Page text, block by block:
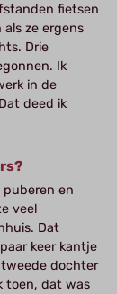
fietsen
ze ergens
Drie
Ik
in de
deed ik
puberen en
veel
Dat
keer kantje
tweede dochter
toen, dat was